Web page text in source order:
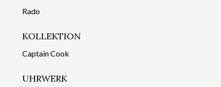
Rado
KOLLEKTION
Captain Cook
UHRWERK